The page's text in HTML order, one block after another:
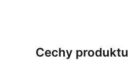
Cechy produktu